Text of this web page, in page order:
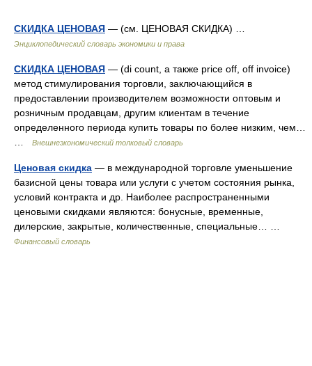
СКИДКА ЦЕНОВАЯ — (см. ЦЕНОВАЯ СКИДКА) …
Энциклопедический словарь экономики и права
СКИДКА ЦЕНОВАЯ — (di count, а также price off, off invoice)
метод стимулирования торговли, заключающийся в
предоставлении производителем возможности оптовым и
розничным продавцам, другим клиентам в течение
определенного периода купить товары по более низким, чем…
Внешнеэкономический толковый словарь
Ценовая скидка — в международной торговле уменьшение
базисной цены товара или услуги с учетом состояния рынка,
условий контракта и др. Наиболее распространенными
ценовыми скидками являются: бонусные, временные,
дилерские, закрытые, количественные, специальные… …
Финансовый словарь